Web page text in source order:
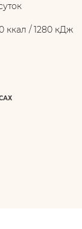
ккал / 1280 кДж